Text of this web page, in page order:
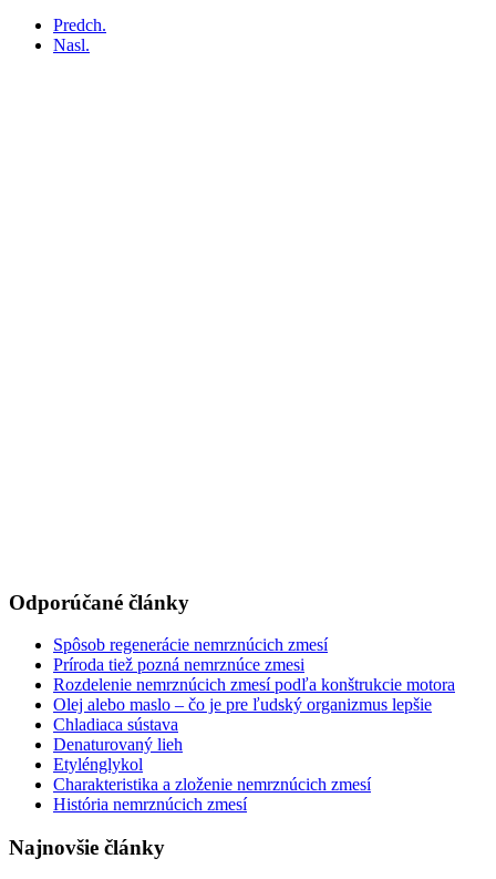
Predch.
Nasl.
Odporúčané články
Spôsob regenerácie nemrznúcich zmesí
Príroda tiež pozná nemrznúce zmesi
Rozdelenie nemrznúcich zmesí podľa konštrukcie motora
Olej alebo maslo – čo je pre ľudský organizmus lepšie
Chladiaca sústava
Denaturovaný lieh
Etylénglykol
Charakteristika a zloženie nemrznúcich zmesí
História nemrznúcich zmesí
Najnovšie články